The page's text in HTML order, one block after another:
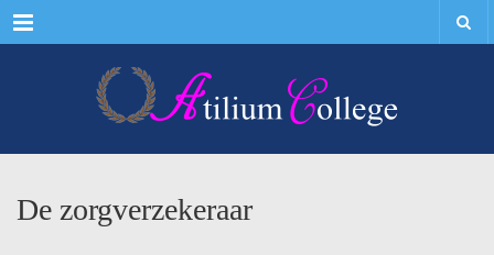
Menu
De zorgverzekeraar